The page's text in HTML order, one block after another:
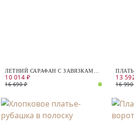
ЛЕТНИЙ САРАФАН С ЗАВЯЗКАМИ
НА СПИНЕ
10 014 ₽
16 690 ₽
13
16